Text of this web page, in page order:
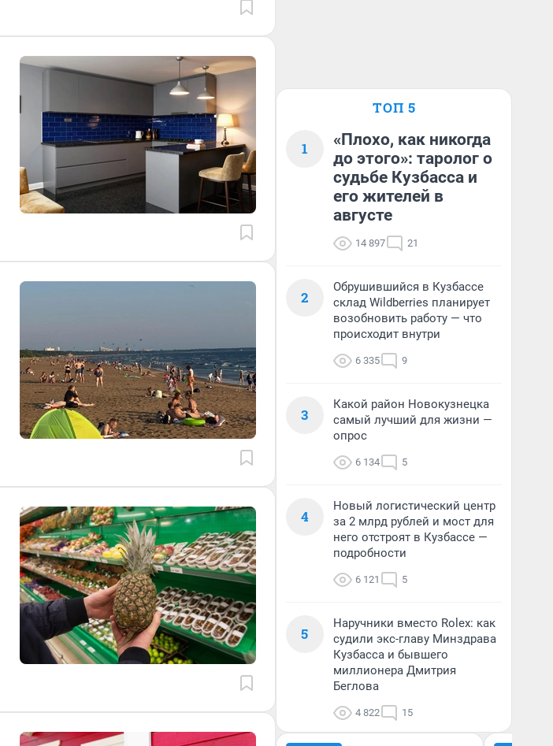
ТОП 5
1
«Плохо, как никогда
до этого»: таролог о
судьбе Кузбасса и
его жителей в
августе
14 897 21
2
Обрушившийся в Кузбассе
склад Wildberries планирует
возобновить работу — что
происходит внутри
6 335 9
3
Какой район Новокузнецка
самый лучший для жизни —
опрос
6 134 5
4
Новый логистический центр
за 2 млрд рублей и мост для
него отстроят в Кузбассе —
подробности
6 121 5
5
Наручники вместо Rolex: как
судили экс-главу Минздрава
Кузбасса и бывшего
миллионера Дмитрия
Беглова
4 822 15